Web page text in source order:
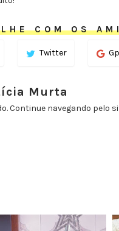
COM OS
Twitter
Murta
Continue navegando pelo